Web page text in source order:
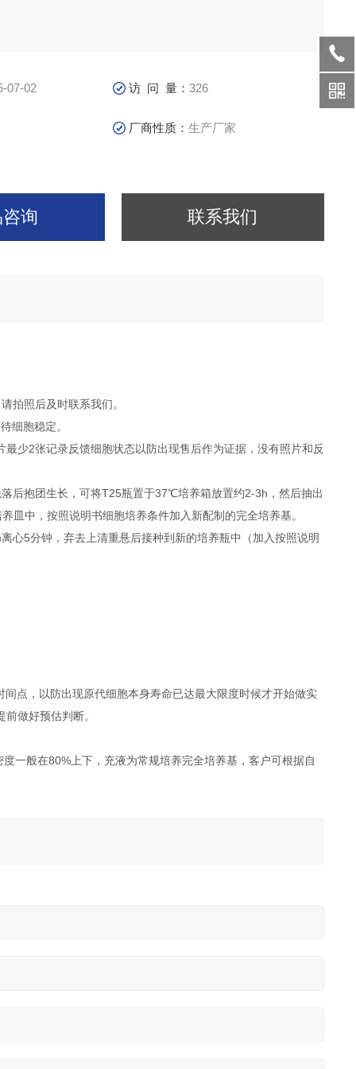
07-02 访 问 量：326
厂商性质：生产厂家
询 联系我们
拍照后及时联系我们。
细胞稳定。
少2张记录反馈细胞状态以防出现售后作为证据，没有照片和反
后抱团生长，可将T25瓶置于37℃培养箱放置约2-3h，然后抽出
中，按照说明书细胞培养条件加入新配制的完全培养基。
5分钟，弃去上清重悬后接种到新的培养瓶中（加入按照说明
点，以防出现原代细胞本身寿命已达最大限度时候才开始做实
做好预估判断。
一般在80%上下，充液为常规培养完全培养基，客户可根据自